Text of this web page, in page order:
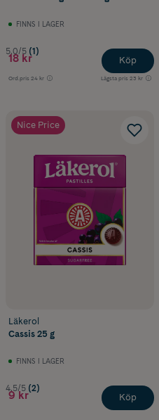
FINNS I LAGER
5.0/5 (1)
18 kr
Ord.pris 24 kr Lägsta pris 23 kr
Köp
Nice Price
Läkerol
Cassis 25 g
FINNS I LAGER
4.5/5 (2)
9 kr Köp